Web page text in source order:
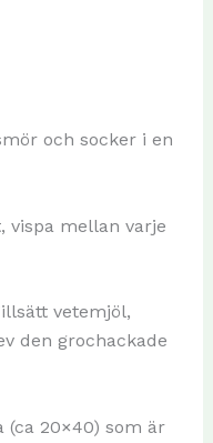
och socker i en
vispa mellan varje
vetemjöl,
den grochackade
(ca 20×40) som är